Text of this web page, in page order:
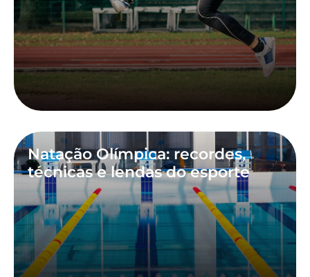
Natação Olímpica: recordes,
técnicas e lendas do esporte